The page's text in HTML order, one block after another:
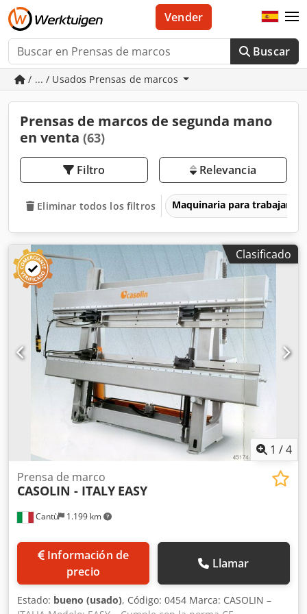
Buscar
Vender
/ ... / Usados Prensas de marcos
Prensas de marcos de segunda mano
en venta (63)
Filtro Relevancia
Eliminar todos los filtros Maquinaria para trabajar la
Clasificado
1 /4
Cantù 1.199 km
Prensa de marco
CASOLIN - ITALY EASY
Información de
precio
Llamar
Estado: bueno (usado), Código: 0454 Marca: CASOLIN –